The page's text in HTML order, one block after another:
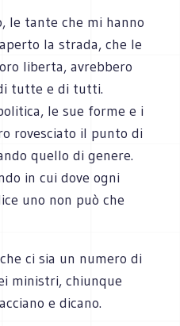
le tante che mi hanno
la strada, che le
liberta, avrebbero
tutte e di tutti.
le sue forme e i
rovesciato il punto di
quello di genere.
in cui dove ogni
uno non può che
ci sia un numero di
ministri, chiunque
e dicano.